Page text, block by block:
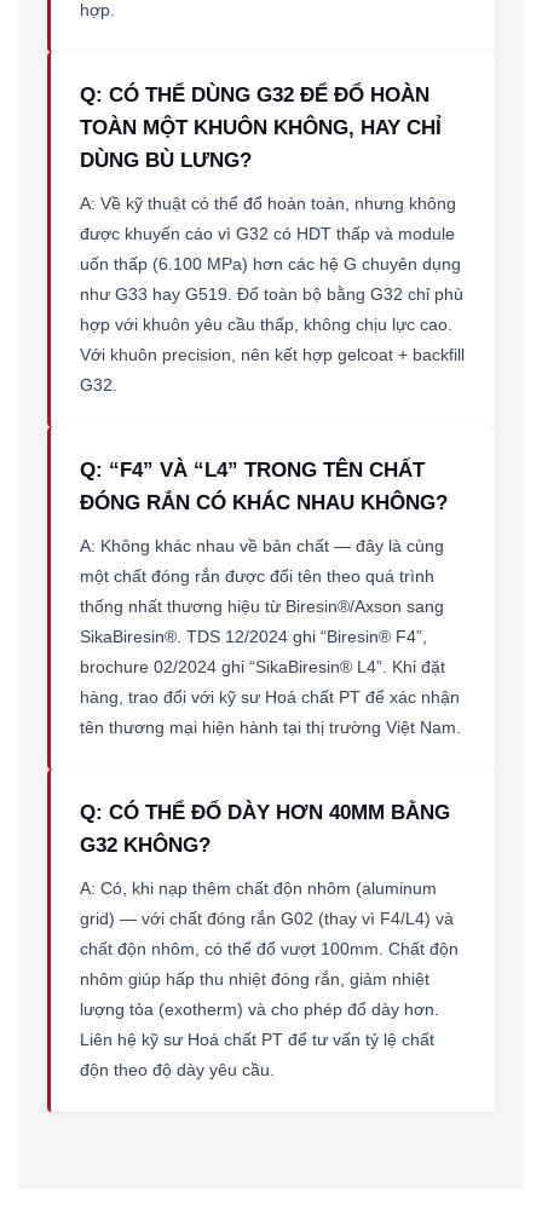
hợp.
Q: CÓ THỂ DÙNG G32 ĐỂ ĐỔ HOÀN
TOÀN MỘT KHUÔN KHÔNG, HAY CHỈ
DÙNG BÙ LƯNG?
A: Về kỹ thuật có thể đổ hoàn toàn, nhưng không
được khuyến cáo vì G32 có HDT thấp và module
uốn thấp (6.100 MPa) hơn các hệ G chuyên dụng
như G33 hay G519. Đổ toàn bộ bằng G32 chỉ phù
hợp với khuôn yêu cầu thấp, không chịu lực cao.
Với khuôn precision, nên kết hợp gelcoat + backfill
G32.
Q: “F4” VÀ “L4” TRONG TÊN CHẤT
ĐÓNG RẮN CÓ KHÁC NHAU KHÔNG?
A: Không khác nhau về bản chất — đây là cùng
một chất đóng rắn được đổi tên theo quá trình
thống nhất thương hiệu từ Biresin®/Axson sang
SikaBiresin®. TDS 12/2024 ghi “Biresin® F4”,
brochure 02/2024 ghi “SikaBiresin® L4”. Khi đặt
hàng, trao đổi với kỹ sư Hoá chất PT để xác nhận
tên thương mại hiện hành tại thị trường Việt Nam.
Q: CÓ THỂ ĐỔ DÀY HƠN 40MM BẰNG
G32 KHÔNG?
A: Có, khi nạp thêm chất độn nhôm (aluminum
grid) — với chất đóng rắn G02 (thay vì F4/L4) và
chất độn nhôm, có thể đổ vượt 100mm. Chất độn
nhôm giúp hấp thu nhiệt đóng rắn, giảm nhiệt
lượng tỏa (exotherm) và cho phép đổ dày hơn.
Liên hệ kỹ sư Hoá chất PT để tư vấn tỷ lệ chất
độn theo độ dày yêu cầu.